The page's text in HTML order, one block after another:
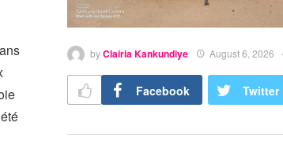
byClairia Kankundiye August 6, 2026
Facebook Twitter